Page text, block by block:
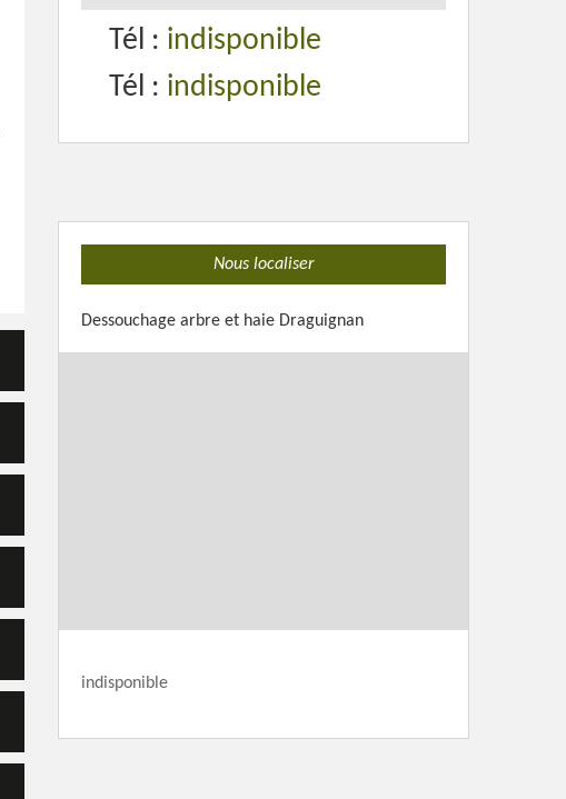
Tél : indisponible
Tél : indisponible
Nous localiser
Dessouchage arbre et haie Draguignan
indisponible